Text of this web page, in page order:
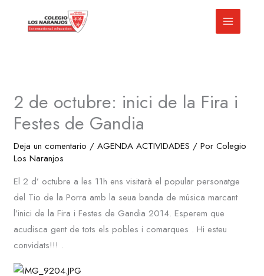
2 de octubre: inici de la Fira i
Festes de Gandia
Deja un comentario /AGENDA ACTIVIDADES / PorColegio
Los Naranjos
El 2 d’ octubre a les 11h ens visitarà el popular personatge
del Tio de la Porra amb la seua banda de música marcant
l’inici de la Fira i Festes de Gandia 2014. Esperem que
acudisca gent de tots els pobles i comarques . Hi esteu
convidats!!! .